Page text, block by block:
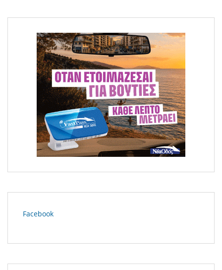
Μεγάλη φωτιά στο Κομπότι Άρτας
Γιάννενα: Συνελήφθησαν δύο ανήλικοι για υπόθεση
Facebook